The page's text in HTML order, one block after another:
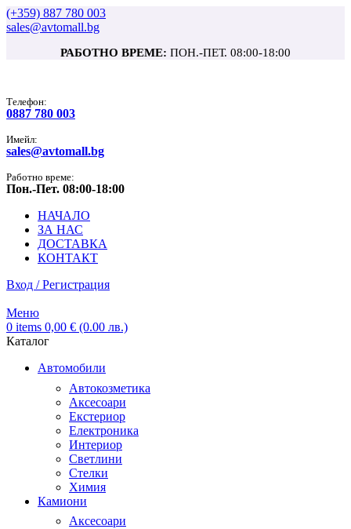
(+359) 887 780 003
sales@avtomall.bg
РАБОТНО ВРЕМЕ: ПОН.-ПЕТ. 08:00-18:00
Tелефон:
0887 780 003
Имейл:
sales@avtomall.bg
Работно време:
Пон.-Пет. 08:00-18:00
НАЧАЛО
ЗА НАС
ДОСТАВКА
КОНТАКТ
Вход / Регистрация
Меню
0 items 0,00 € (0.00 лв.)
Каталог
Автомобили
Автокозметика
Аксесоари
Екстериор
Електроника
Интериор
Светлини
Стелки
Химия
Камиони
Аксесоари